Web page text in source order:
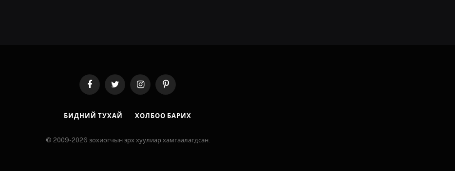
FacebookTwitter InstagramPinterest
БИДНИЙ ТУХАЙ ХОЛБОО БАРИХ
© 2009-2026 зохиогчын эрх хуулиар хамгаалагдсан.